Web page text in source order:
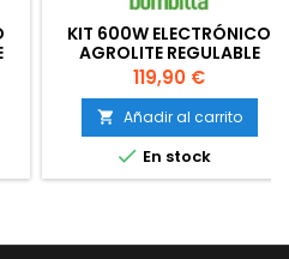
KIT 600W ELECTRÓNICO
AGROLITE REGULABLE
Precio
119,90 €
 Añadir al carrito
 En stock